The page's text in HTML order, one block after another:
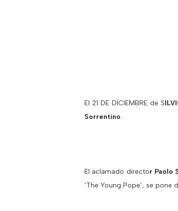
El 21 DE DICIEMBRE de S
Sorrentino.
El aclamado director Paolo
‘The Young Pope’, se